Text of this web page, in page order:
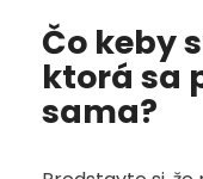
Čo keby
ktorá sa
sama?